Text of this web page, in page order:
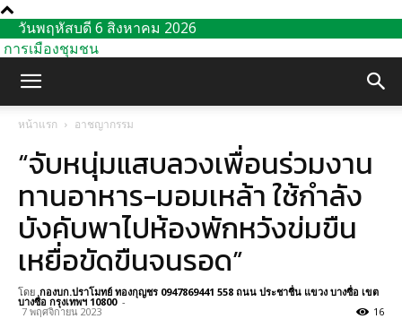
วันพฤหัสบดี 6 สิงหาคม 2026
การเมืองชุมชน
หน้าแรก อาชญากรรม
“จับหนุ่มแสบลวงเพื่อนร่วมงาน
ทานอาหาร-มอมเหล้า ใช้กำลัง
บังคับพาไปห้องพักหวังข่มขืน
เหยื่อขัดขืนจนรอด”
โดย กองบก.ปราโมทย์ ทองกุญชร 0947869441 558 ถนน ประชาชื่น แขวง บางซื่อ เขต
บางซื่อ กรุงเทพฯ 10800 -
7 พฤศจิกายน 2023 16